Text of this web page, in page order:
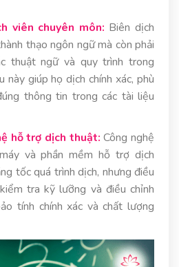
viên chuyên môn: Biên dịch
thạo ngôn ngữ mà còn phải
thuật ngữ và quy trình trong
này giúp họ dịch chính xác, phù
thông tin trong các tài liệu
hỗ trợ dịch thuật: Công nghệ
và phần mềm hỗ trợ dịch
tốc quá trình dịch, nhưng điều
tra kỹ lưỡng và điều chỉnh
tính chính xác và chất lượng